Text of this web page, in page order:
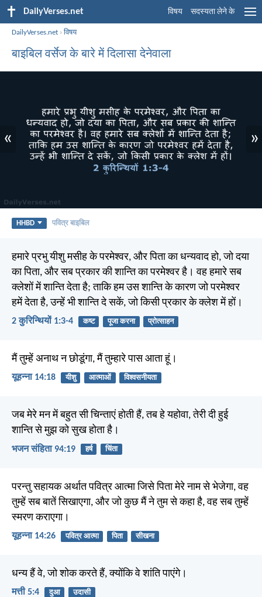
DailyVerses.net विषय सदस्यता लेने के
DailyVerses.net ›विषय
बाइबिल वर्सेज के बारे में दिलासा देनेवाला
« »
HHBD पवित्र बाइबिल
हमारे प्रभु यीशु मसीह के परमेश्वर, और पिता का धन्यवाद हो, जो दया
का पिता, और सब प्रकार की शान्ति का परमेश्वर है। वह हमारे सब
क्लेशों में शान्ति देता है; ताकि हम उस शान्ति के कारण जो परमेश्वर
हमें देता है, उन्हें भी शान्ति दे सकें, जो किसी प्रकार के क्लेश में हों।
2 कुरिन्थियों 1:3-4 कष्ट पूजा करना प्रोत्साहन
मैं तुम्हें अनाथ न छोडूंगा, मैं तुम्हारे पास आता हूं।
यूहन्ना 14:18 यीशु आत्माओं विश्वसनीयता
जब मेरे मन में बहुत सी चिन्ताएं होती हैं, तब हे यहोवा, तेरी दी हुई
शान्ति से मुझ को सुख होता है।
भजन संहिता 94:19 हर्ष चिंता
परन्तु सहायक अर्थात पवित्र आत्मा जिसे पिता मेरे नाम से भेजेगा, वह
तुम्हें सब बातें सिखाएगा, और जो कुछ मैं ने तुम से कहा है, वह सब तुम्हें
स्मरण कराएगा।
यूहन्ना 14:26 पवित्र आत्मा पिता सीखना
धन्य हैं वे, जो शोक करते हैं, क्योंकि वे शांति पाएंगे।
मत्ती 5:4 दुआ उदासी